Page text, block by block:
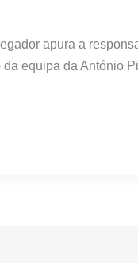
apura a
equipa da António